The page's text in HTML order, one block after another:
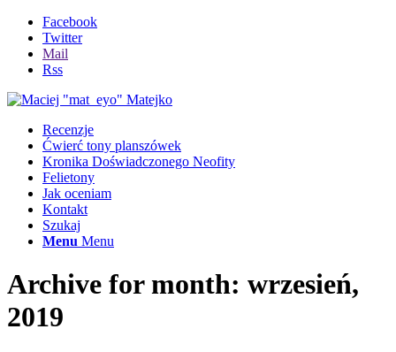
Facebook
Twitter
Mail
Rss
Recenzje
Ćwierć tony planszówek
Kronika Doświadczonego Neofity
Felietony
Jak oceniam
Kontakt
Szukaj
Menu Menu
Archive for month: wrzesień,
2019